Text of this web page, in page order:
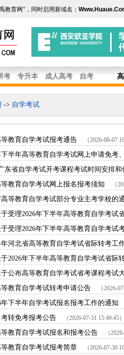
教育网”，同时启用新域名：
考 专升本 成人高考 自考
-> 自学考试
等教育自学考试报考通告 （2026-08-07
下半年高等教育自学考试网上申请免考
东省自学考试开考课程考试时间安排和
等教育自学考试网上报名报考须知
（
等教育自学考试部分专业主考学校的
受理2026年下半年高等教育自学考试
受理2026年下半年高等教育自学考试
年河北省高等教育自学考试省际转考工
2026年下半年高等教育自学考试省际
公布高等教育自学考试省考课程考试
等教育自学考试转考申请公告
（2026-
年下半年自学考试报名报考工作的通知
考转免考报考公告
（2026-07-31 15:49:45
等教育自学考试报名和报考公告 （
等教育自学考试报考简章 （2026-07-30